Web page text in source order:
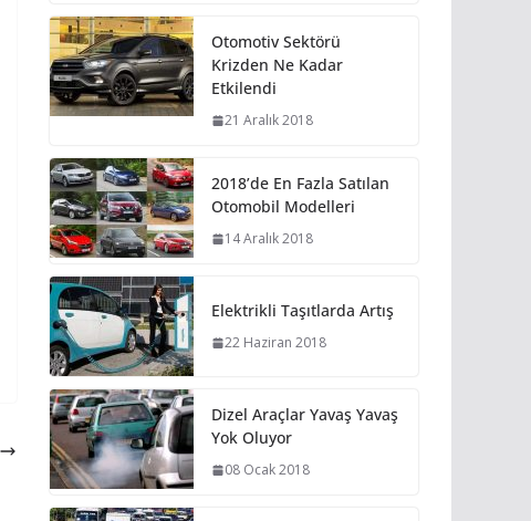
Otomotiv Sektörü
Krizden Ne Kadar
Etkilendi
21 Aralık 2018
2018’de En Fazla Satılan
Otomobil Modelleri
14 Aralık 2018
Elektrikli Taşıtlarda Artış
22 Haziran 2018
Dizel Araçlar Yavaş Yavaş
Yok Oluyor
08 Ocak 2018